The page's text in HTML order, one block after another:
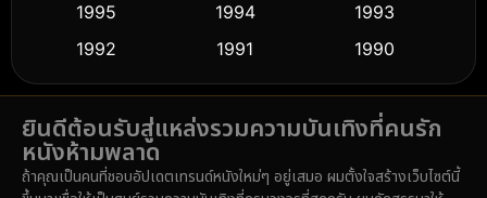
Dance เต้น (10)
Detective สืบสวน
Detective สืบสวน
Disaster
1995
1994
1993
1992
1991
1990
1989
1988
1986
1985
1983
1982
1981
ยินดีต้อนรับสู่แหล่งรวมความบันเทิงที่คนรัก
หนังห้ามพลาด
ถ้าคุณเป็นคนที่ชอบอัปเดตเทรนด์หนังใหม่ๆ อยู่เสมอ ผมตั้งใจสร้างเว็บไซต์นี้